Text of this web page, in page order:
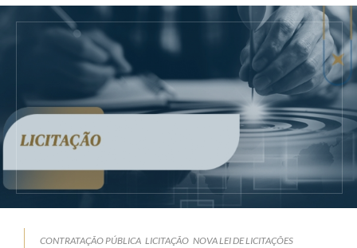
CONTRATAÇÃO PÚBLICA LICITAÇÃO NOVA LEI DE LICITAÇÕES